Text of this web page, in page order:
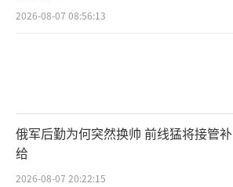
2026-08-07 08:56:13
俄军后勤为何突然换帅 前线猛将接管补
给
2026-08-07 20:22:15